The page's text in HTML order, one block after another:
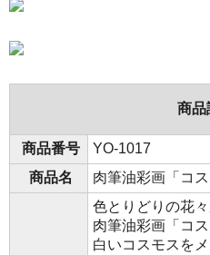
商品
商品番号
YO-1017
商品名
肉筆油彩画「コ
色とりどりの花
肉筆油彩画「コス
白いコスモスを